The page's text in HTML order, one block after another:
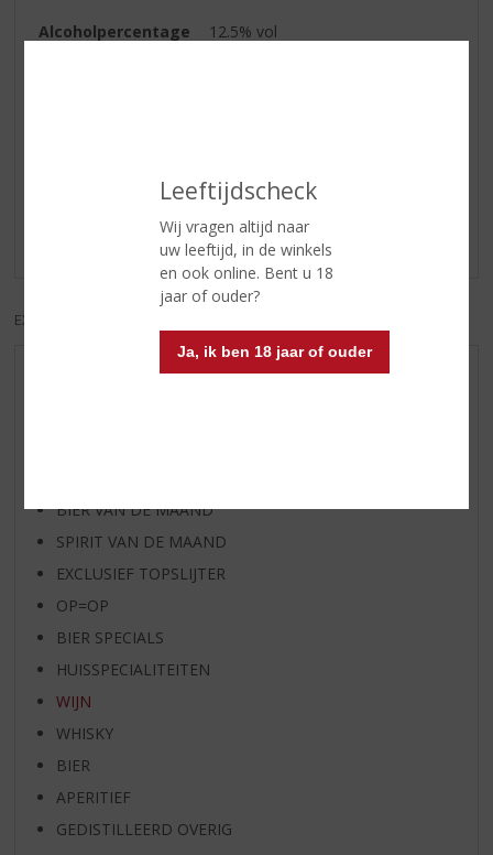
Leeftijdscheck
Wij vragen altijd naar
uw leeftijd, in de winkels
en ook online. Bent u 18
jaar of ouder?
Ja, ik ben 18 jaar of ouder
Alcoholpercentage
12.5% vol
Schrijf een review
Er zijn nog geen reviews geplaatst voor dit product
EXCL. BTW
BIER VAN DE MAAND
SPIRIT VAN DE MAAND
EXCLUSIEF TOPSLIJTER
OP=OP
BIER SPECIALS
HUISSPECIALITEITEN
WIJN
WHISKY
BIER
APERITIEF
GEDISTILLEERD OVERIG